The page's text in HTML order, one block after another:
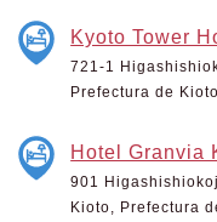
Kyoto Tower
721-1
Prefectura de Kioto
Hotel Granvia
901
Kioto, Prefectura